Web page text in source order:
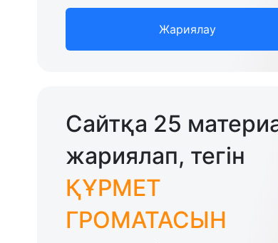
Жариялау
Сайтқа 25
жариялап, тегін
ҚҰРМЕТ
ГРОМАТАСЫН